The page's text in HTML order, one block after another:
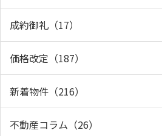
成約御礼（17）
価格改定（187）
新着物件（216）
不動産コラム（26）